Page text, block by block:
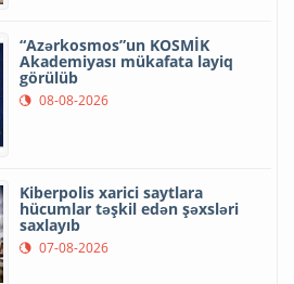
“Azərkosmos”un KOSMİK
Akademiyası mükafata layiq
görülüb
08-08-2026
Kiberpolis xarici saytlara
hücumlar təşkil edən şəxsləri
saxlayıb
07-08-2026